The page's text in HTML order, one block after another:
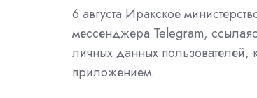
6 августа Иракское
мессенджера Telegram,
личных данных
приложением.